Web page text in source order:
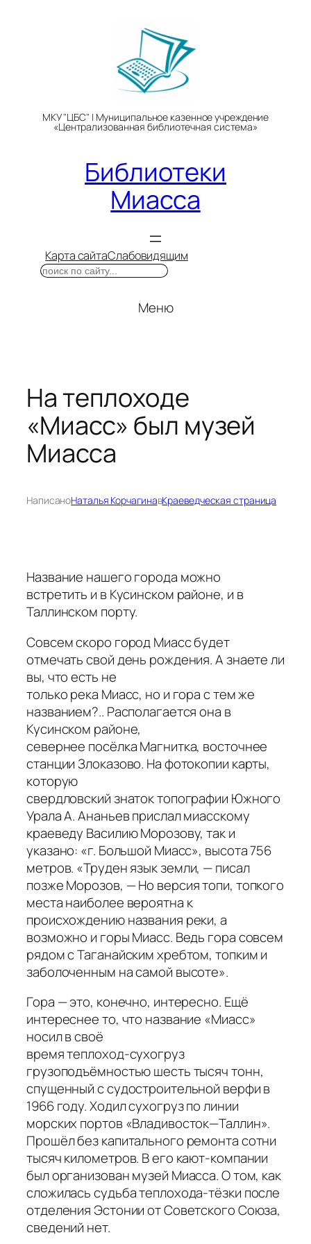
МКУ "ЦБС" | Муниципальное казенное учреждение
«Централизованная библиотечная система»
Библиотеки
Миасса
Карта сайтаСлабовидящим
Поиск
Меню
На теплоходе
«Миасс» был музей
Миасса
НаписаноНаталья КорчагинавКраеведческая страница
Название нашего города можно
встретить и в Кусинском районе, и в
Таллинском порту.
Совсем скоро город Миасс будет
отмечать свой день рождения. А знаете ли
вы, что есть не
только река Миасс, но и гора с тем же
названием?.. Располагается она в
Кусинском районе,
севернее посёлка Магнитка, восточнее
станции Злоказово. На фотокопии карты,
которую
свердловский знаток топографии Южного
Урала А. Ананьев прислал миасскому
краеведу Василию Морозову, так и
указано: «г. Большой Миасс», высота 756
метров. «Труден языкземли, — писал
позже Морозов, —Но версия топи, топкого
места наиболее вероятна к
происхождению названия реки, а
возможно и горы Миасс. Ведь гора совсем
рядом с Таганайским хребтом, топким и
заболоченным на самой высоте».
Гора — это, конечно, интересно. Ещё
интереснее то, что название «Миасс»
носил в своё
время теплоход-сухогруз
грузоподъёмностью шесть тысяч тонн,
спущенный с судостроительной верфи в
1966 году. Ходил сухогруз по линии
морских портов «Владивосток—Таллин».
Прошёл без капитального ремонта сотни
тысяч километров. В его кают-компании
был организован музей Миасса. О том, как
сложилась судьба теплохода-тёзки после
отделения Эстонии от Советского Союза,
сведений нет.